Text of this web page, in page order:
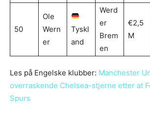
50
Ole
Wern
er
Tyskl
and
Werd
er
Brem
en
€2,5
M
Les på Engelske klubber: Manchester
overraskende Chelsea-stjerne etter at
Spurs